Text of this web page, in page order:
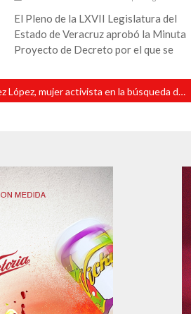
El Pleno de la LXVII Legislatura del
Estado de Veracruz aprobó la Minuta
Proyecto de Decreto por el que se
Elvira Gómez López, mujer activista en la búsqueda de personas desaparecidas, ya está con su familia